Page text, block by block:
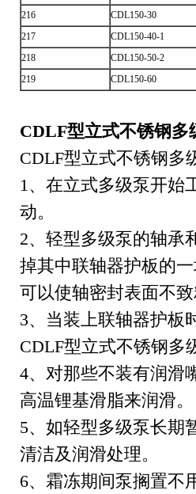
216
CDL150-30
217
CDL150-40-1
218
CDL150-50-2
219
CDL150-60
CDLF型立式不锈钢多
CDLF型立式不锈钢多
1、在立式多级泵开始
动。
2、轻型多级泵的轴承
掉其中联轴器护板的
可以使轴密封表面不
3、当装上联轴器护板
CDLF型立式不锈钢多
4、对那些不装有润滑
高温锂基滑脂来润滑。
5、如轻型多级泵长期
清洁及润滑处理。
6、霜冻期间泵搁置不